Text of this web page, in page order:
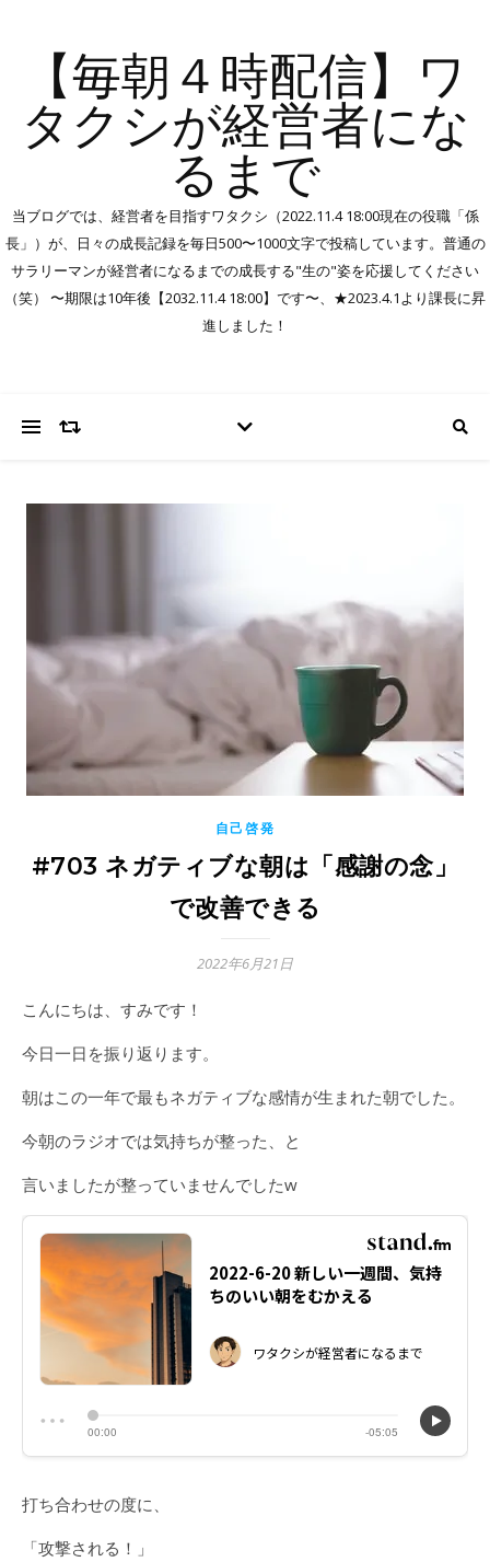
【毎朝４時配信】ワ
タクシが経営者にな
るまで
当ブログでは、経営者を目指すワタクシ（2022.11.4 18:00現在の役職「係
長」）が、日々の成長記録を毎日500〜1000文字で投稿しています。普通の
サラリーマンが経営者になるまでの成長する"生の"姿を応援してください
（笑） 〜期限は10年後【2032.11.4 18:00】です〜、★2023.4.1より課長に昇
進しました！
自己啓発
#703 ネガティブな朝は「感謝の念」
で改善できる
2022年6月21日
こんにちは、すみです！
今日一日を振り返ります。
朝はこの一年で最もネガティブな感情が生まれた朝でした。
今朝のラジオでは気持ちが整った、と
言いましたが整っていませんでしたw
打ち合わせの度に、
「攻撃される！」